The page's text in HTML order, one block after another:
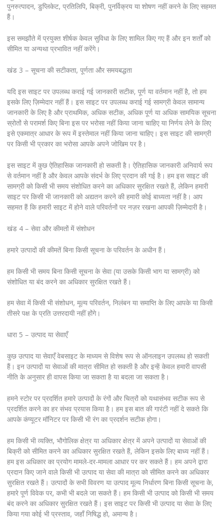
पुनरुत्पादन, डुप्लिकेट, प्रतिलिपि, बिक्री, पुनर्विक्रय या शोषण नहीं करने के लिए सहमत
हैं।
इस समझौते में प्रयुक्त शीर्षक केवल सुविधा के लिए शामिल किए गए हैं और इन शर्तों को
सीमित या अन्यथा प्रभावित नहीं करेंगे।
खंड 3 – सूचना की सटीकता, पूर्णता और समयबद्धता
यदि इस साइट पर उपलब्ध कराई गई जानकारी सटीक, पूर्ण या वर्तमान नहीं है, तो हम
इसके लिए ज़िम्मेदार नहीं हैं। इस साइट पर उपलब्ध कराई गई सामग्री केवल सामान्य
जानकारी के लिए है और प्राथमिक, अधिक सटीक, अधिक पूर्ण या अधिक सामयिक सूचना
स्रोतों से परामर्श किए बिना इस पर भरोसा नहीं किया जाना चाहिए या निर्णय लेने के लिए
इसे एकमात्र आधार के रूप में इस्तेमाल नहीं किया जाना चाहिए। इस साइट की सामग्री
पर किसी भी प्रकार का भरोसा आपके अपने जोखिम पर है।
इस साइट में कुछ ऐतिहासिक जानकारी हो सकती है। ऐतिहासिक जानकारी अनिवार्य रूप
से वर्तमान नहीं है और केवल आपके संदर्भ के लिए प्रदान की गई है। हम इस साइट की
सामग्री को किसी भी समय संशोधित करने का अधिकार सुरक्षित रखते हैं, लेकिन हमारी
साइट पर किसी भी जानकारी को अद्यतन करने की हमारी कोई बाध्यता नहीं है। आप
सहमत हैं कि हमारी साइट में होने वाले परिवर्तनों पर नज़र रखना आपकी ज़िम्मेदारी है।
खंड 4 – सेवा और कीमतों में संशोधन
हमारे उत्पादों की कीमतें बिना किसी सूचना के परिवर्तन के अधीन हैं।
हम किसी भी समय बिना किसी सूचना के सेवा (या उसके किसी भाग या सामग्री) को
संशोधित या बंद करने का अधिकार सुरक्षित रखते हैं।
हम सेवा में किसी भी संशोधन, मूल्य परिवर्तन, निलंबन या समाप्ति के लिए आपके या किसी
तीसरे पक्ष के प्रति उत्तरदायी नहीं होंगे।
धारा 5 – उत्पाद या सेवाएँ
कुछ उत्पाद या सेवाएँ वेबसाइट के माध्यम से विशेष रूप से ऑनलाइन उपलब्ध हो सकती
हैं। इन उत्पादों या सेवाओं की मात्रा सीमित हो सकती है और इन्हें केवल हमारी वापसी
नीति के अनुसार ही वापस किया जा सकता है या बदला जा सकता है।
हमने स्टोर पर प्रदर्शित हमारे उत्पादों के रंगों और चित्रों को यथासंभव सटीक रूप से
प्रदर्शित करने का हर संभव प्रयास किया है। हम इस बात की गारंटी नहीं दे सकते कि
आपके कंप्यूटर मॉनिटर पर किसी भी रंग का प्रदर्शन सटीक होगा।
हम किसी भी व्यक्ति, भौगोलिक क्षेत्र या अधिकार क्षेत्र में अपने उत्पादों या सेवाओं की
बिक्री को सीमित करने का अधिकार सुरक्षित रखते हैं, लेकिन इसके लिए बाध्य नहीं हैं।
हम इस अधिकार का प्रयोग मामले-दर-मामला आधार पर कर सकते हैं। हम अपने द्वारा
प्रदान किए जाने वाले किसी भी उत्पाद या सेवा की मात्रा को सीमित करने का अधिकार
सुरक्षित रखते हैं। उत्पादों के सभी विवरण या उत्पाद मूल्य निर्धारण बिना किसी सूचना के,
हमारे पूर्ण विवेक पर, कभी भी बदले जा सकते हैं। हम किसी भी उत्पाद को किसी भी समय
बंद करने का अधिकार सुरक्षित रखते हैं। इस साइट पर किसी भी उत्पाद या सेवा के लिए
किया गया कोई भी प्रस्ताव, जहाँ निषिद्ध हो, अमान्य है।